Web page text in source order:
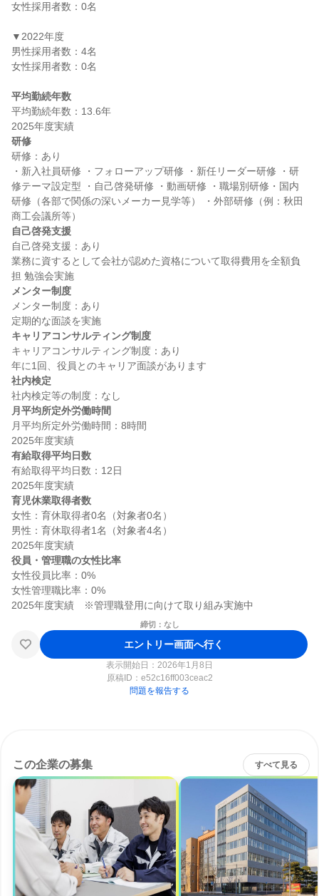
女性採用者数：0名
▼2022年度
男性採用者数：4名
女性採用者数：0名
平均勤続年数
平均勤続年数：13.6年
研修
研修：あり
・新入社員研修 ・フォローアップ研修 ・新任リーダー研修 ・研
修テーマ設定型 ・自己啓発研修 ・動画研修 ・職場別研修・国内
研修（各部で関係の深いメーカー見学等） ・外部研修（例：秋田
自己啓発支援
自己啓発支援：あり
業務に資するとして会社が認めた資格について取得費用を全額負
メンター制度
メンター制度：あり
キャリアコンサルティング制度
キャリアコンサルティング制度：あり
社内検定
月平均所定外労働時間
月平均所定外労働時間：8時間
有給取得平均日数
有給取得平均日数：12日
育児休業取得者数
女性：育休取得者0名（対象者0名）
男性：育休取得者1名（対象者4名）
役員・管理職の女性比率
女性役員比率：0%
女性管理職比率：0%
締切：なし
エントリー画面へ行く
表示開始日：2026年1月8日
原稿ID： e52c16ff003ceac2
問題を報告する
この企業の募集 すべて見る